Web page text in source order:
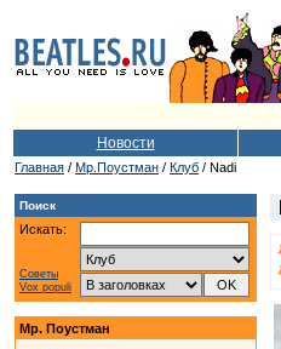
Новости
Главная / Мр.Поустман / Клуб / Nadi
Поиск
Искать:
Советы
Vox populi
Мр. Поустман